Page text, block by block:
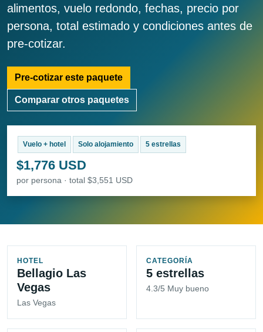
alimentos, vuelo redondo, fechas, precio por
persona, total estimado y condiciones antes de
pre-cotizar.
Pre-cotizar este paquete
Comparar otros paquetes
Vuelo + hotel Solo alojamiento 5 estrellas
$1,776 USD
por persona · total $3,551 USD
HOTEL
Bellagio Las
Vegas
Las Vegas
CATEGORÍA
5 estrellas
4.3/5 Muy bueno